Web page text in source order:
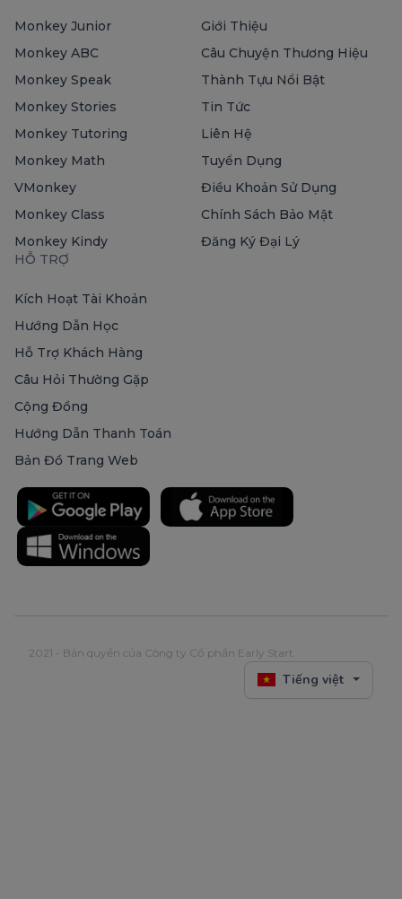
Monkey Junior
Monkey ABC
Monkey Speak
Monkey Stories
Monkey Tutoring
Monkey Math
VMonkey
Monkey Class
Monkey Kindy
Giới Thiệu
Câu Chuyện Thương Hiệu
Thành Tựu Nổi Bật
Tin Tức
Liên Hệ
Tuyển Dụng
Điều Khoản Sử Dụng
Chính Sách Bảo Mật
Đăng Ký Đại Lý
HỖ TRỢ
Kích Hoạt Tài Khoản
Hướng Dẫn Học
Hỗ Trợ Khách Hàng
Câu Hỏi Thường Gặp
Cộng Đồng
Hướng Dẫn Thanh Toán
Bản Đồ Trang Web
2021 - Bản quyền của Công ty Cổ phần Early Start
Tiếng việt